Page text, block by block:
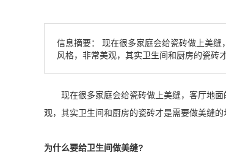
信息摘要： 现在很多家庭会给瓷砖做上美
风格，非常美观，其实卫生间和厨房的瓷砖
现在很多家庭会给瓷砖做上美缝，客厅地面
观，其实卫生间和厨房的瓷砖才是需要做美缝
为什么要给卫生间做美缝?